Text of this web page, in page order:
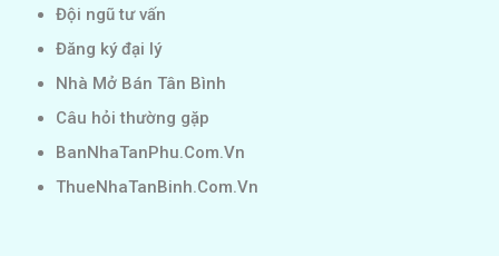
Đội ngũ tư vấn
Đăng ký đại lý
Nhà Mở Bán Tân Bình
Câu hỏi thường gặp
BanNhaTanPhu.Com.Vn
ThueNhaTanBinh.Com.Vn